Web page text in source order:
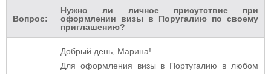
Вопрос:
Нужно ли личное присутствие при
оформлении визы в Поругалию по своему
приглашению?
Добрый день, Марина!
Для оформления визы в Португалию в любом